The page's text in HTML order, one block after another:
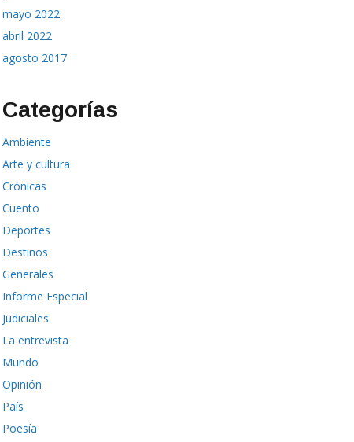
mayo 2022
abril 2022
agosto 2017
Categorías
Ambiente
Arte y cultura
Crónicas
Cuento
Deportes
Destinos
Generales
Informe Especial
Judiciales
La entrevista
Mundo
Opinión
País
Poesía